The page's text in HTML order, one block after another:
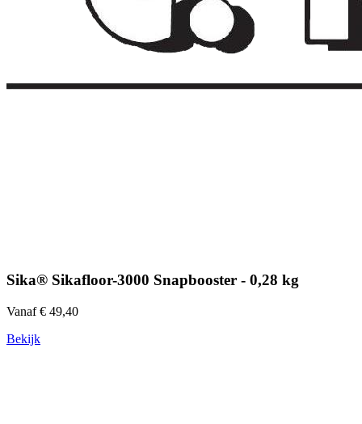
Sika® Sikafloor-3000 Snapbooster - 0,28 kg
Vanaf € 49,40
Bekijk